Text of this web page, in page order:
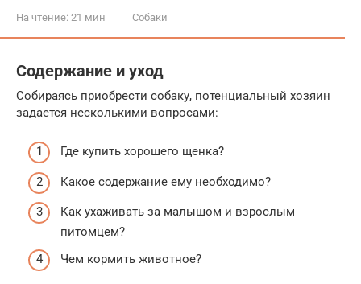
На чтение: 21 мин Собаки
Содержание и уход
Собираясь приобрести собаку, потенциальный хозяин
задается несколькими вопросами:
Где купить хорошего щенка?
Какое содержание ему необходимо?
Как ухаживать за малышом и взрослым
питомцем?
Чем кормить животное?